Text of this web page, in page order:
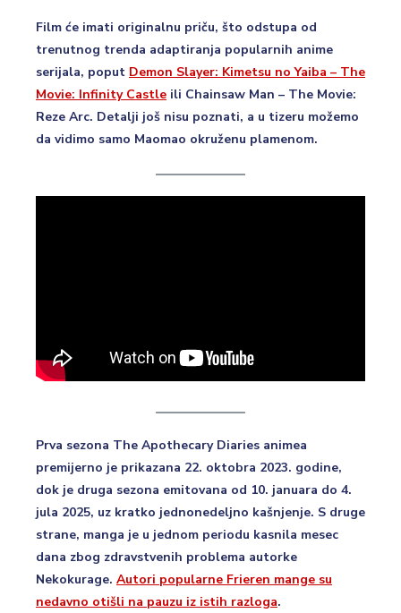
Film će imati originalnu priču, što odstupa od
trenutnog trenda adaptiranja popularnih anime
serijala, poput Demon Slayer: Kimetsu no Yaiba – The
Movie: Infinity Castle ili Chainsaw Man – The Movie:
Reze Arc. Detalji još nisu poznati, a u tizeru možemo
da vidimo samo Maomao okruženu plamenom.
Prva sezona The Apothecary Diaries animea
premijerno je prikazana 22. oktobra 2023. godine,
dok je druga sezona emitovana od 10. januara do 4.
jula 2025, uz kratko jednonedeljno kašnjenje. S druge
strane, manga je u jednom periodu kasnila mesec
dana zbog zdravstvenih problema autorke
Nekokurage. Autori popularne Frieren mange su
nedavno otišli na pauzu iz istih razloga.